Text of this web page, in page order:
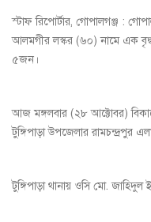
স্টাফ রিপোর্টার, গোপালগঞ্জ :
আলমগীর লস্কর (৬০) নামে এক
৫জন।
আজ মঙ্গলবার (২৮ আক্টোবর)
টুঙ্গিপাড়া উপজেলার রামচন্দ্রপুর
টুঙ্গিপাড়া থানায় ওসি মো. জাহিদুল